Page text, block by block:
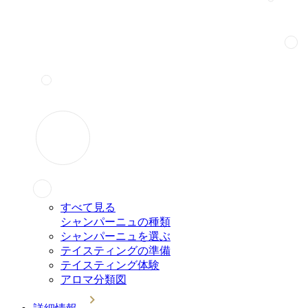
すべて見る
シャンパーニュの種類
シャンパーニュを選ぶ
テイスティングの準備
テイスティング体験
アロマ分類図